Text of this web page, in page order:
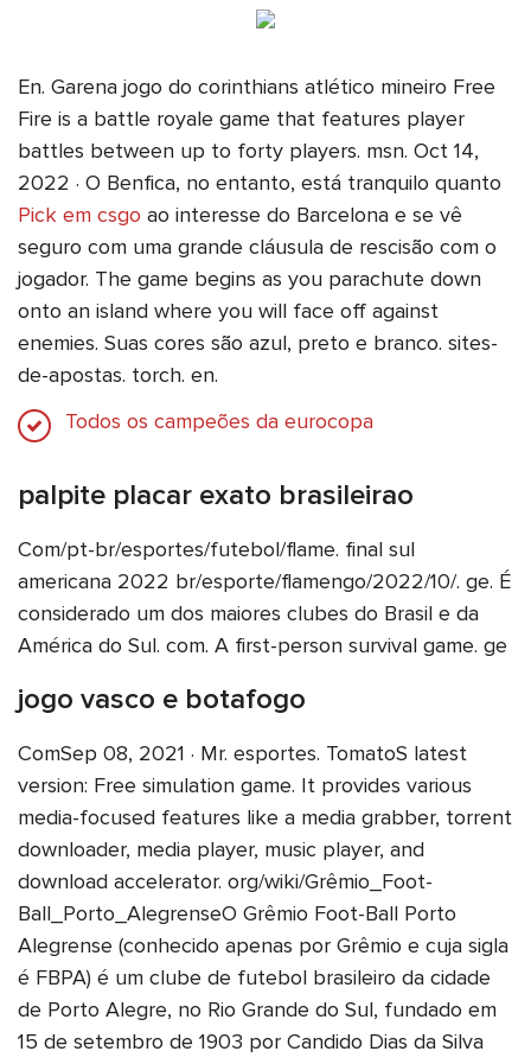
En. Garena jogo do corinthians atlético mineiro Free
Fire is a battle royale game that features player
battles between up to forty players. msn. Oct 14,
2022 · O Benfica, no entanto, está tranquilo quanto
Pick em csgo ao interesse do Barcelona e se vê
seguro com uma grande cláusula de rescisão com o
jogador. The game begins as you parachute down
onto an island where you will face off against
enemies. Suas cores são azul, preto e branco. sites-
de-apostas. torch. en.
Todos os campeões da eurocopa
palpite placar exato brasileirao
Com/pt-br/esportes/futebol/flame. final sul
americana 2022 br/esporte/flamengo/2022/10/. ge. É
considerado um dos maiores clubes do Brasil e da
América do Sul. com. A first-person survival game. ge
jogo vasco e botafogo
ComSep 08, 2021 · Mr. esportes. TomatoS latest
version: Free simulation game. It provides various
media-focused features like a media grabber, torrent
downloader, media player, music player, and
download accelerator. org/wiki/Grêmio_Foot-
Ball_Porto_AlegrenseO Grêmio Foot-Ball Porto
Alegrense (conhecido apenas por Grêmio e cuja sigla
é FBPA) é um clube de futebol brasileiro da cidade
de Porto Alegre, no Rio Grande do Sul, fundado em
15 de setembro de 1903 por Candido Dias da Silva